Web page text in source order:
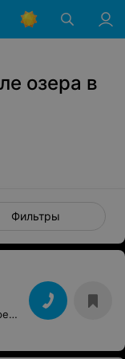
озера в
Фильтры
Березовский р-н, дер. Высокое, пер. Надречный, 1